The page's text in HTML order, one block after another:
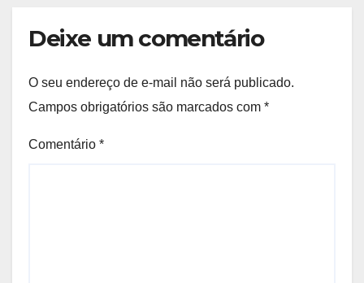
Deixe um comentário
O seu endereço de e-mail não será publicado.
Campos obrigatórios são marcados com *
Comentário *